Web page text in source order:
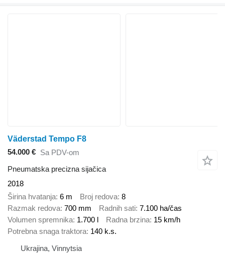
Väderstad Tempo F8
54.000 € Sa PDV-om
Pneumatska precizna sijačica
2018
Širina hvatanja 6 m Broj redova 8
Razmak redova 700 mm Radnih sati 7.100 ha/čas
Volumen spremnika 1.700 l Radna brzina 15 km/h
Potrebna snaga traktora 140 k.s.
Ukrajina, Vinnytsia